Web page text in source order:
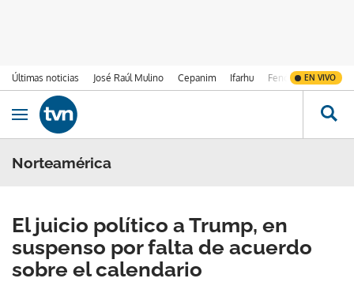
Últimas noticias José Raúl Mulino Cepanim Ifarhu Fenómeno de El
EN VIVO
Ir al contenido
Obrir navegació
Norteamérica
El juicio político a Trump, en
suspenso por falta de acuerdo
sobre el calendario